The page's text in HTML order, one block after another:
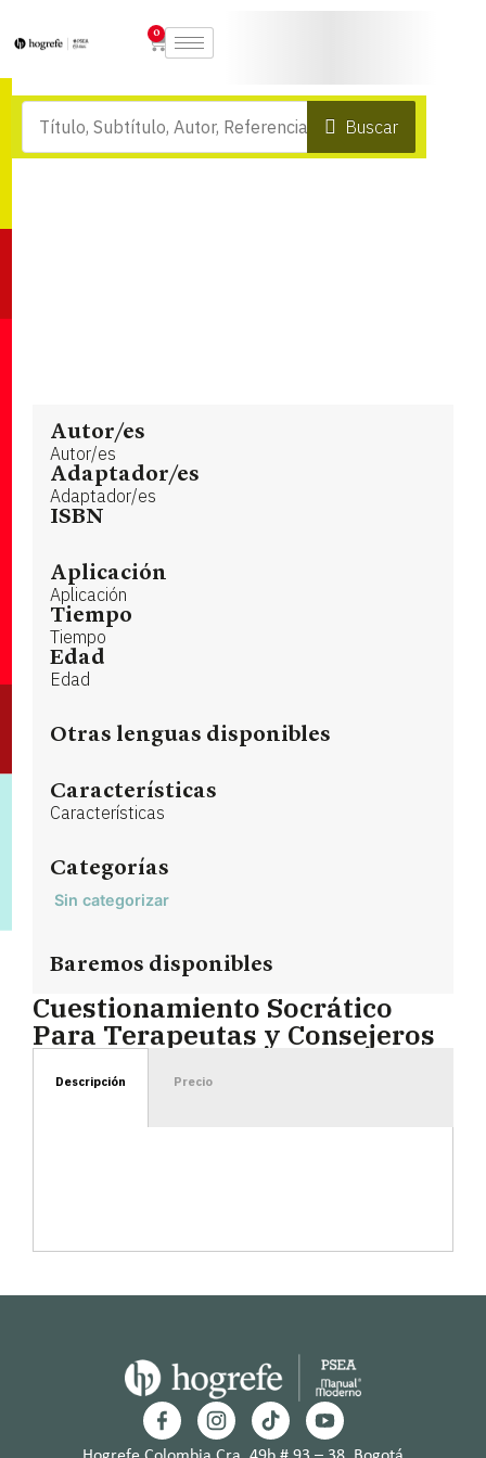
0
Buscar
Autor/es
Autor/es
Adaptador/es
Adaptador/es
ISBN
Aplicación
Aplicación
Tiempo
Tiempo
Edad
Edad
Otras lenguas disponibles
Características
Características
Categorías
Sin categorizar
Baremos disponibles
Cuestionamiento Socrático
Para Terapeutas y Consejeros
Descripción Precio